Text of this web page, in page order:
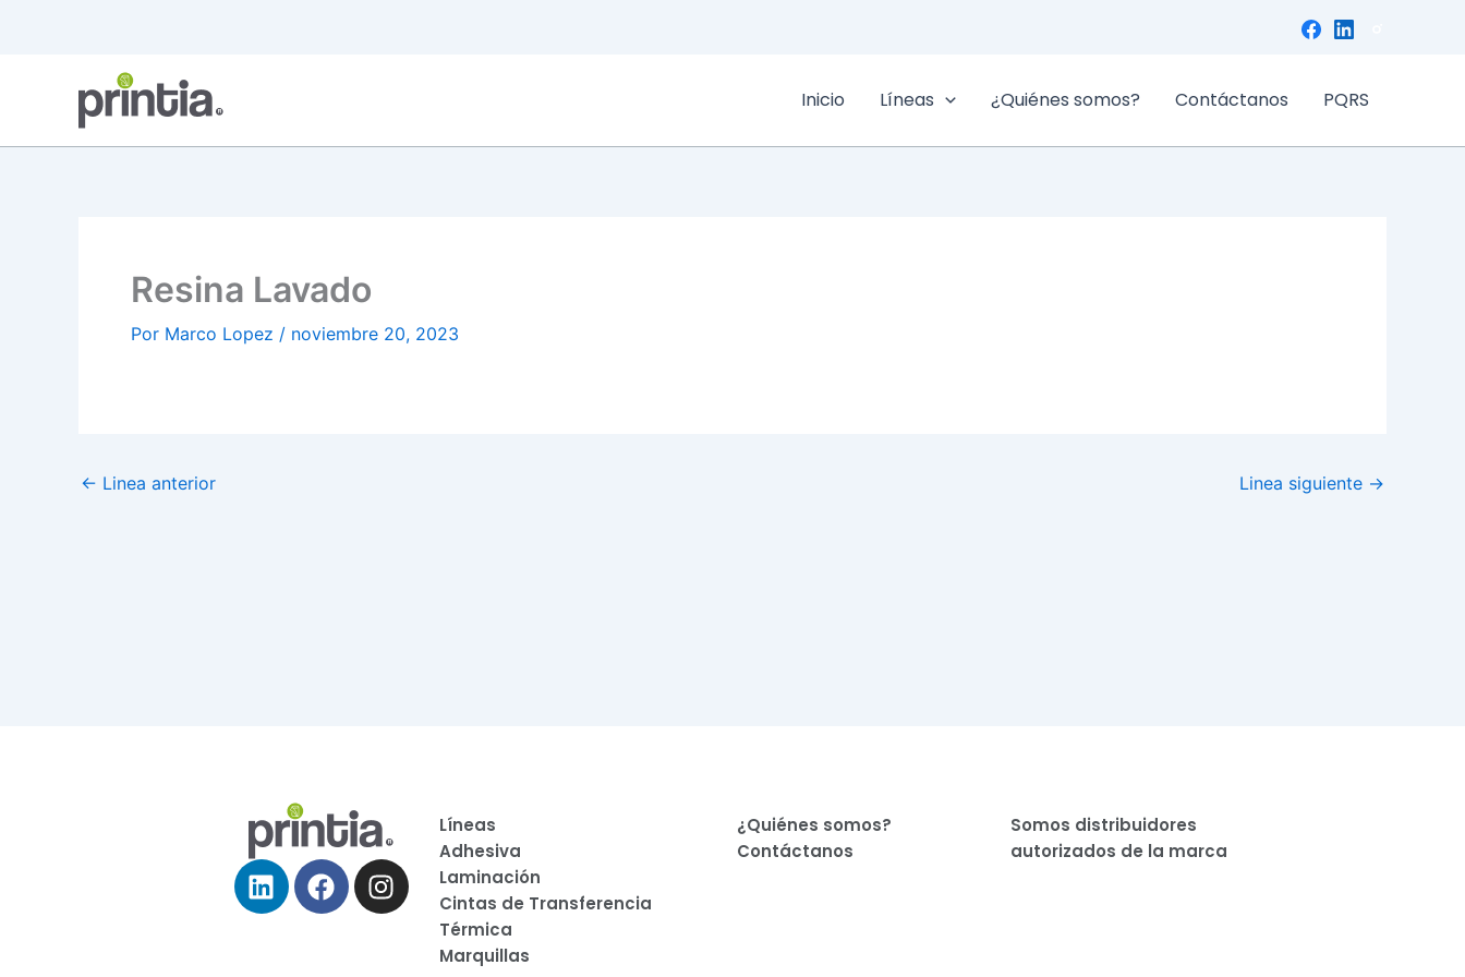
Inicio Líneas ¿Quiénes somos? Contáctanos PQRS
Resina Lavado
Por Marco Lopez / noviembre 20, 2023
← Linea anterior Linea siguiente →
LinkedinFacebook
Instagram
Líneas
Adhesiva
Laminación
Cintas de Transferencia
Térmica
Marquillas
¿Quiénes somos?
Contáctanos
Somos distribuidores
autorizados de la marca